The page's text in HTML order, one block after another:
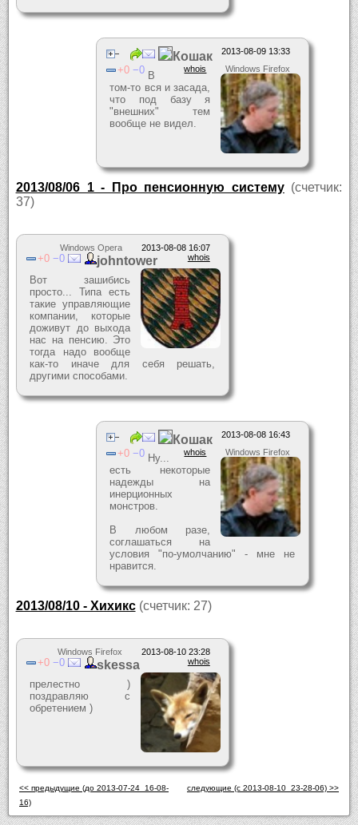
2013-08-09 13:33
Windows Firefox
whois
0 0
Кошак
В
том-то вся и засада,
что под базу я
"внешних" тем
вообще не видел.
2013/08/06_1 - Про пенсионную систему(счетчик:
37)
2013-08-08 16:07
Windows Opera
whois
0 0 johntower
Вот зашибись
просто... Типа есть
такие управляющие
компании, которые
доживут до выхода
нас на пенсию. Это
тогда надо вообще
как-то иначе для себя решать,
другими способами.
2013-08-08 16:43
Windows Firefox
whois
0 0
Кошак
Ну...
есть некоторые
надежды на
инерционных
монстров.
В любом разе,
соглашаться на
условия "по-умолчанию" - мне не
нравится.
2013/08/10 - Хихикс(счетчик: 27)
2013-08-10 23:28
Windows Firefox
whois
0 0 skessa
прелестно )
поздравляю с
обретением )
<< предыдущие (до 2013-07-24_16-08-
16)
следующие (c 2013-08-10_23-28-06) >>